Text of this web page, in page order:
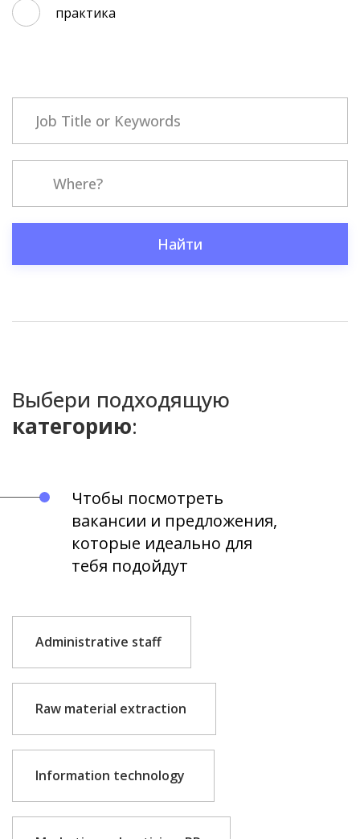
практика
Найти
Выбери подходящую
категорию:
Чтобы посмотреть
вакансии и предложения,
которые идеально для
тебя подойдут
Administrative staff
Raw material extraction
Information technology